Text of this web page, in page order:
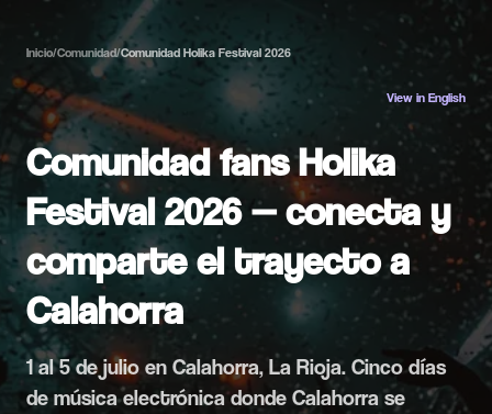
Inicio/Comunidad/Comunidad Holika Festival 2026
View in English
Comunidad fans Holika
Festival 2026 — conecta y
comparte el trayecto a
Calahorra
1 al 5 de julio en Calahorra, La Rioja. Cinco días
de música electrónica donde Calahorra se